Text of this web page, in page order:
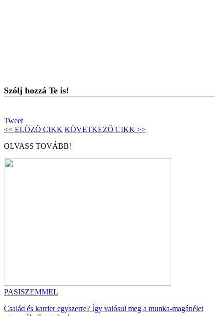
Szólj hozzá Te is!
Tweet
<< ELŐZŐ CIKK KÖVETKEZŐ CIKK >>
OLVASS TOVÁBB!
PASISZEMMEL
Család és karrier egyszerre? Így valósul meg a munka-magánélet